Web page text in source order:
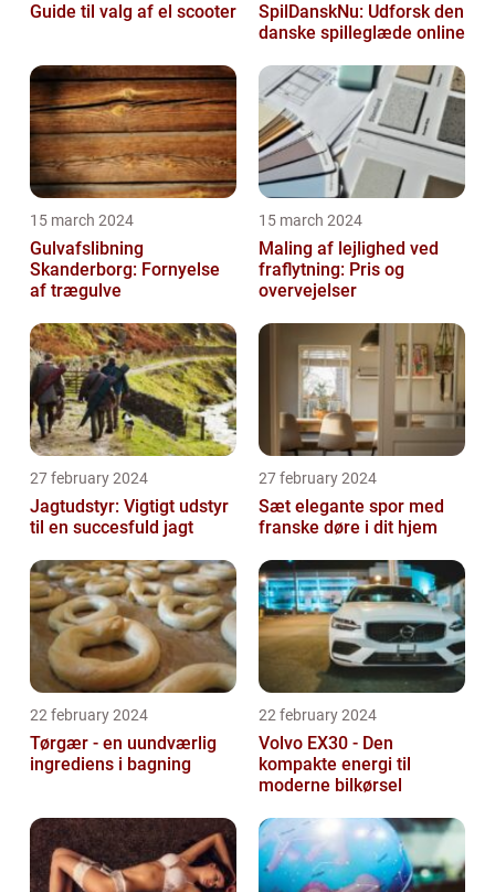
Guide til valg af el scooter
SpilDanskNu: Udforsk den
danske spilleglæde online
15 march 2024
Gulvafslibning
Skanderborg: Fornyelse
af trægulve
15 march 2024
Maling af lejlighed ved
fraflytning: Pris og
overvejelser
27 february 2024
Jagtudstyr: Vigtigt udstyr
til en succesfuld jagt
27 february 2024
Sæt elegante spor med
franske døre i dit hjem
22 february 2024
Tørgær - en uundværlig
ingrediens i bagning
22 february 2024
Volvo EX30 - Den
kompakte energi til
moderne bilkørsel